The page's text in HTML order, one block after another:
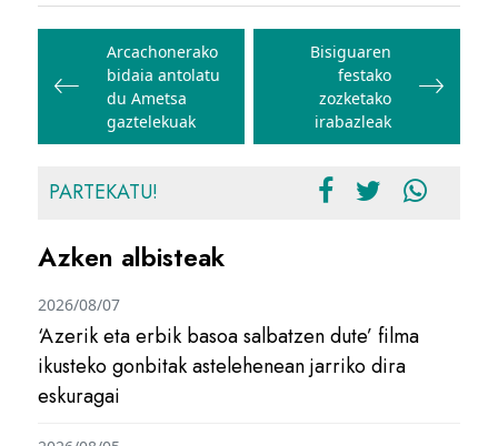
Bidalketetan
zehar
nabigatu
Arcachonerako
bidaia antolatu
du Ametsa
gaztelekuak
Bisiguaren
festako
zozketako
irabazleak
PARTEKATU!
Azken albisteak
‘Azerik eta erbik basoa salbatzen dute’ filma
ikusteko gonbitak astelehenean jarriko dira
eskuragai
2026/08/07